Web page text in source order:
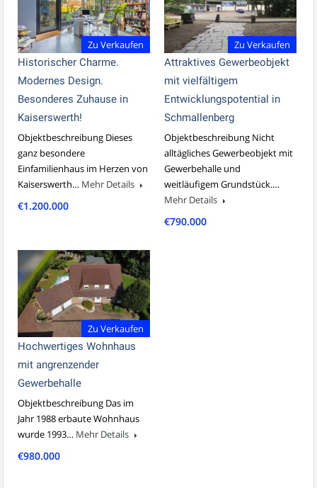
Zu Verkaufen
Historischer Charme.
Modernes Design.
Besonderes Zuhause in
Kaiserswerth!
Objektbeschreibung Dieses
ganz besondere
Einfamilienhaus im Herzen von
Kaiserswerth… Mehr Details
€1.200.000
Zu Verkaufen
Attraktives Gewerbeobjekt
mit vielfältigem
Entwicklungspotential in
Schmallenberg
Objektbeschreibung Nicht
alltägliches Gewerbeobjekt mit
Gewerbehalle und
weitläufigem Grundstück.…
Mehr Details
€790.000
Zu Verkaufen
Hochwertiges Wohnhaus
mit angrenzender
Gewerbehalle
Objektbeschreibung Das im
Jahr 1988 erbaute Wohnhaus
wurde 1993… Mehr Details
€980.000